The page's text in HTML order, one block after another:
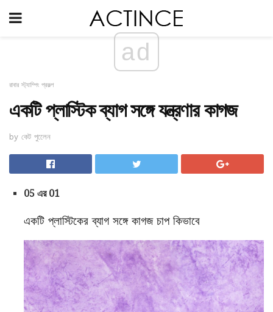
ad
রাবার স্ট্যাম্পিং প্রকল্প
একটি প্লাস্টিক ব্যাগ সঙ্গে যন্ত্রণার কাগজ
by কেট পুলেেন
05 এর 01
একটি প্লাস্টিকের ব্যাগ সঙ্গে কাগজ চাপ কিভাবে